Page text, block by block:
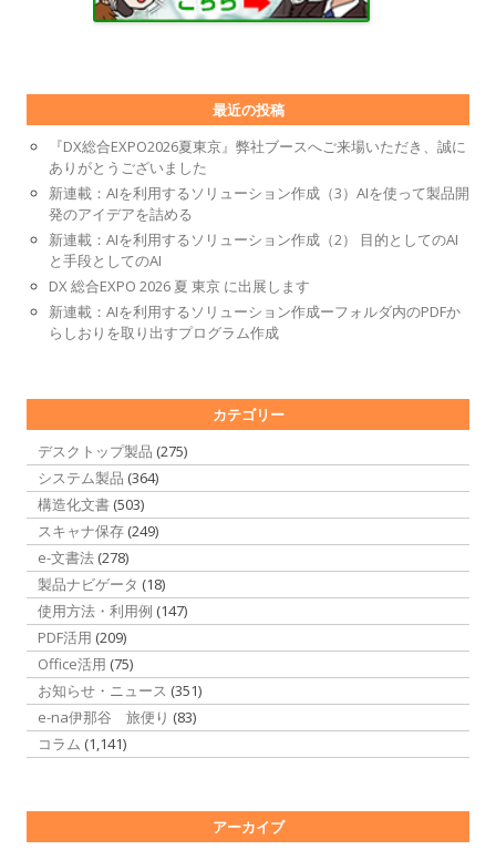
最近の投稿
『DX総合EXPO2026夏東京』弊社ブースへご来場いただき、誠に
ありがとうございました
新連載：AIを利用するソリューション作成（3）AIを使って製品開
発のアイデアを詰める
新連載：AIを利用するソリューション作成（2） 目的としてのAI
と手段としてのAI
DX 総合EXPO 2026 夏 東京 に出展します
新連載：AIを利用するソリューション作成ーフォルダ内のPDFか
らしおりを取り出すプログラム作成
カテゴリー
デスクトップ製品 (275)
システム製品 (364)
構造化文書 (503)
スキャナ保存 (249)
e-文書法 (278)
製品ナビゲータ (18)
使用方法・利用例 (147)
PDF活用 (209)
Office活用 (75)
お知らせ・ニュース (351)
e-na伊那谷 旅便り (83)
コラム (1,141)
アーカイブ